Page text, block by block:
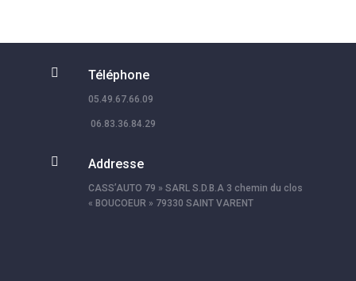
 Téléphone
05.49.67.66.09
06.83.36.84.29
 Addresse
CASS’AUTO 79 » SARL S.D.B.A 3 chemin du clos
« BOUCOEUR » 79330 SAINT VARENT